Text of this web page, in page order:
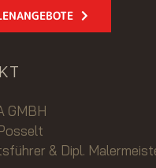
GMBH
& Dipl.